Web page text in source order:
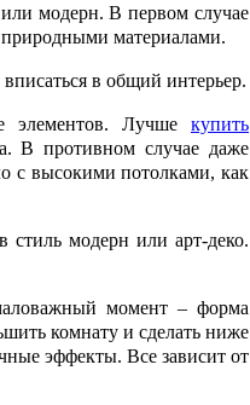
модерн. В первом случае
материалами.
в общий интерьер.
элементов. Лучше купить
В противном случае даже
с высокими потолками, как
модерн или арт-деко.
момент – форма
комнату и сделать ниже
эффекты. Все зависит от